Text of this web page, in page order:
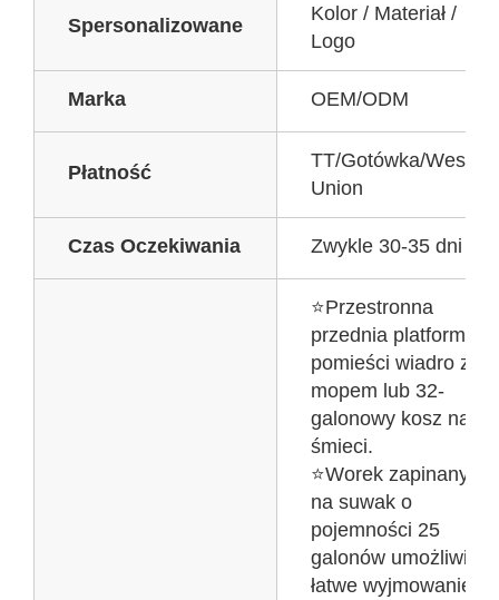
Spersonalizowane
Kolor / Materiał /
Logo
Marka OEM/ODM
Płatność
TT/Gotówka/West
Union
Czas Oczekiwania Zwykle 30-35 dni
⭐Przestronna
przednia platforma
pomieści wiadro z
mopem lub 32-
galonowy kosz na
śmieci.
⭐Worek zapinany
na suwak o
pojemności 25
galonów umożliwia
łatwe wyjmowanie